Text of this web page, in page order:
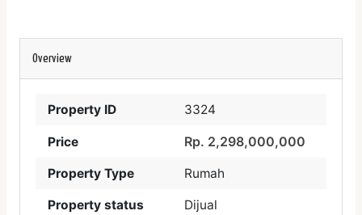
Overview
Property ID 3324
Price Rp. 2,298,000,000
Property Type Rumah
Property status Dijual